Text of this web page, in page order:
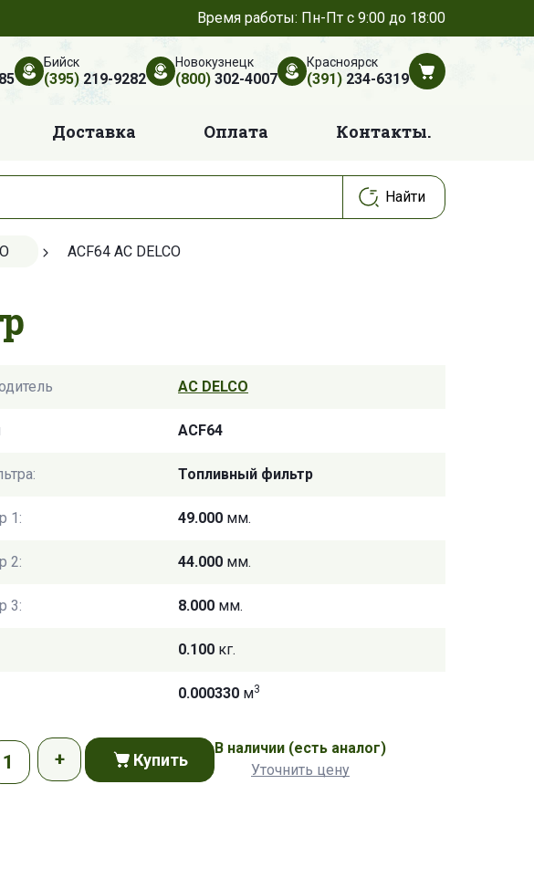
Время работы: Пн-Пт с 9:00 до 18:00
Бийск
(395)219-9282
Новокузнецк
(800)302-4007
Красноярск
(391)234-6319
Доставка Оплата Контакты.
ACF64 AC DELCO
AC DELCO
ACF64
Топливный фильтр
1: 49.000 мм.
2: 44.000 мм.
3: 8.000 мм.
0.100 кг.
0.000330 м3
Купить
В наличии (есть аналог)
Уточнить цену